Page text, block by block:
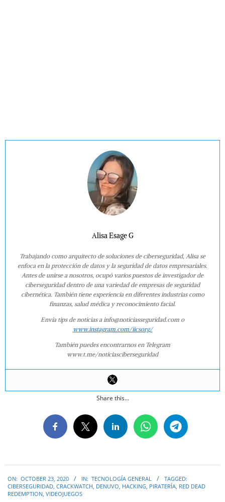
Alisa Esage G
Trabajando como arquitecto de soluciones de ciberseguridad, Alisa se
enfoca en la protección de datos y la seguridad de datos empresariales.
Antes de unirse a nosotros, ocupó varios puestos de investigador de
ciberseguridad dentro de una variedad de empresas de seguridad
cibernética. También tiene experiencia en diferentes industrias como
finanzas, salud médica y reconocimiento facial.
Envía tips de noticias a info@noticiasseguridad.com o
www.instagram.com/iicsorg/
También puedes encontrarnos en Telegram
www.t.me/noticiasciberseguridad
Share this...
10-
23
ON: OCTOBER 23, 2020 IN: TECNOLOGÍA GENERAL
TAGGED:
CIBERSEGURIDAD, CRACKWATCH, DENUVO, HACKING, PIRATERÍA, RED DEAD
REDEMPTION, VIDEOJUEGOS